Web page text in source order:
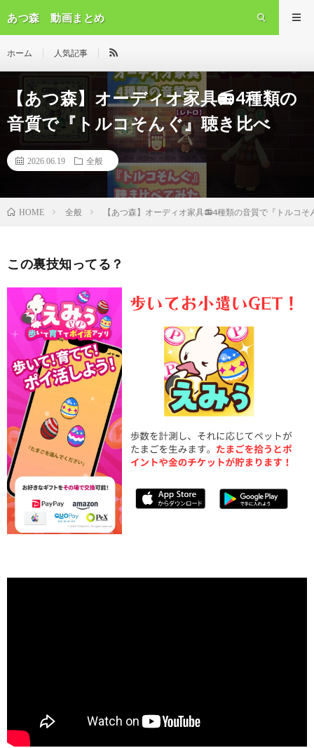
あつ森 動画まとめ
ホーム 人気記事
【あつ森】オーディオ家具📻️4種類の
音質で『トルコそんぐ』聴き比べ
2026.06.19 全般
HOME 全般 【あつ森】オーディオ家具📻️4種類の音質で『トルコそ
この裏技知ってる？